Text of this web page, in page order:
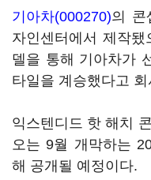
기아차(000270)의 콘
자인센터에서 제작
델을 통해 기아차가
타일을 계승했다고
익스텐디드 핫 해치
오는 9월 개막하는
해 공개될 예정이다.